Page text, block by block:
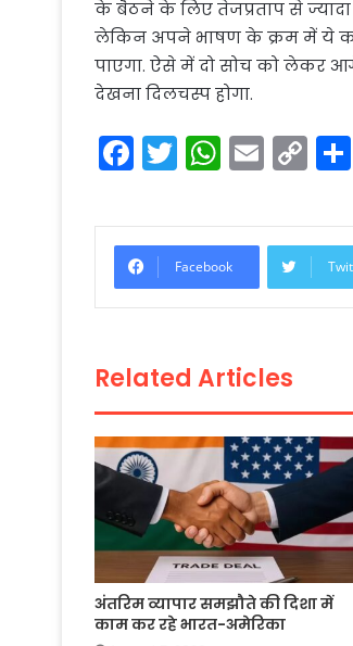
के बैठने के लिए तेजप्रताप से ज्यादा
लेकिन अपने भाषण के क्रम में ये
पाएगा. ऐसे में दो सोच को लेकर
देखना दिलचस्प होगा.
F
a
c
e
b
o
k
T
w
itt
er
W
h
a
ts
A
p
E
m
ai
l
C
o
p
y
Li
Facebook
Related Articles
अंतरिम व्यापार समझौते की दिशा में
काम कर रहे भारत-अमेरिका